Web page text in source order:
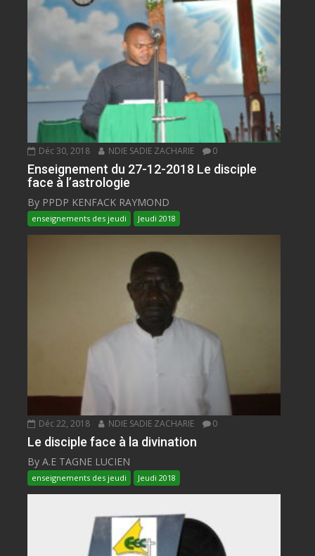
Déc 30, 2018 NDIE SADIE ZACHARIE 0
Enseignement du 27-12-2018 Le disciple
face à l’astrologie
By PPDP KENFACK RAYMOND
enseignements des jeudi Jeudi 2018
Déc 22, 2018 NDIE SADIE ZACHARIE 0
Le disciple face à la divination
By A.E TAGNE LUCIEN
enseignements des jeudi Jeudi 2018